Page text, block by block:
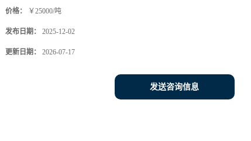
价格： ￥25000/吨
发布日期： 2025-12-02
更新日期： 2026-07-17
发送咨询信息